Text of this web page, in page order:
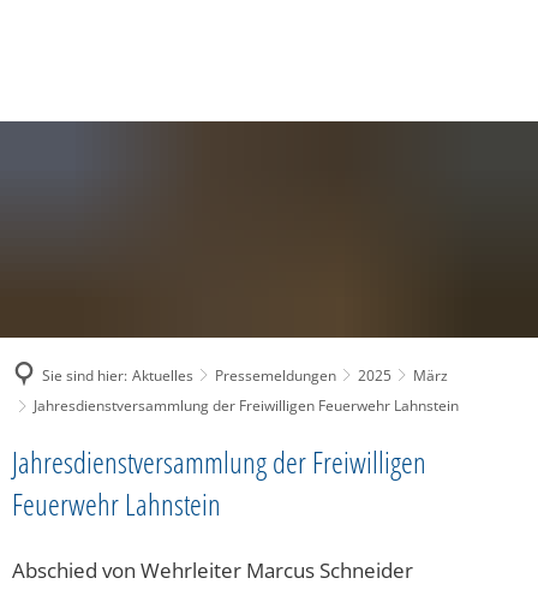
Sie sind hier: Aktuelles Pressemeldungen 2025
März
Jahresdienstversammlung der Freiwilligen Feuerwehr Lahnstein
Jahresdienstversammlung der Freiwilligen
Feuerwehr Lahnstein
Abschied von Wehrleiter Marcus Schneider